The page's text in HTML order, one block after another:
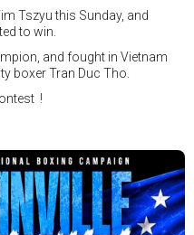
Tszyu this Sunday, and
to win.
and fought in Vietnam
boxer Tran Duc Tho.
!